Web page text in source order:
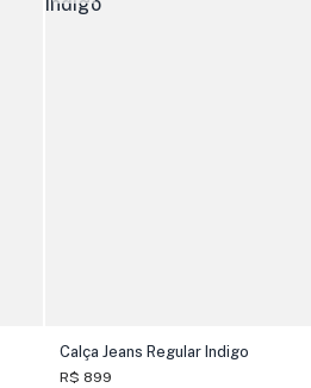
Calça Jeans Regular Indigo
R$ 899